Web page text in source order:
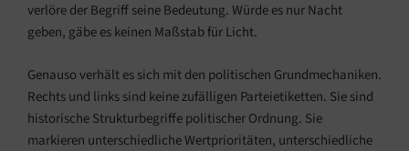
verlöre der Begriff seine Bedeutung. Würde es nur Nacht
geben, gäbe es keinen Maßstab für Licht.
Genauso verhält es sich mit den politischen Grundmechaniken.
Rechts und links sind keine zufälligen Parteietiketten. Sie sind
historische Strukturbegriffe politischer Ordnung. Sie
markieren unterschiedliche Wertprioritäten, unterschiedliche